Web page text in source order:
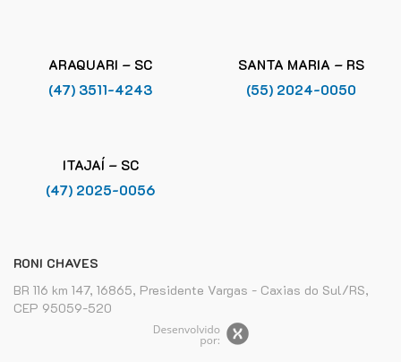
ARAQUARI – SC
(47) 3511-4243
SANTA MARIA – RS
(55) 2024-0050
ITAJAÍ – SC
(47) 2025-0056
RONI CHAVES
BR 116 km 147, 16865, Presidente Vargas - Caxias do Sul/RS,
CEP 95059-520